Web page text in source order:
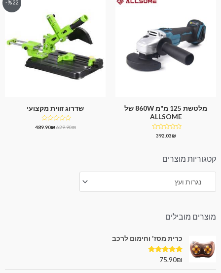
מלטשת 125 מ"מ 860W של
ALLSOME
דורג392.03₪
%22-
שדרוג זווית מקצועי
דורג
629.90₪
489.90₪
קטגוריות מוצרים
מוצרים מובילים
כרית מסז' וחימום לרכב
דורג5.00
75.90₪